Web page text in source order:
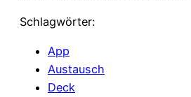
Schlagwörter:
App
Austausch
Deck